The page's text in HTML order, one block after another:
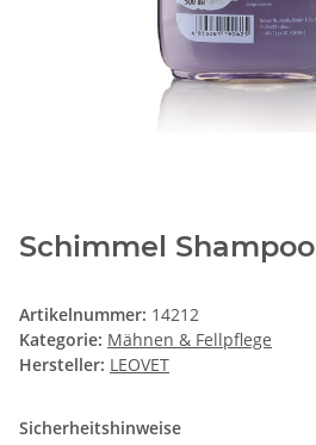
Schimmel Shampoo
Artikelnummer: 14212
Kategorie: Mähnen & Fellpflege
Hersteller: LEOVET
Sicherheitshinweise